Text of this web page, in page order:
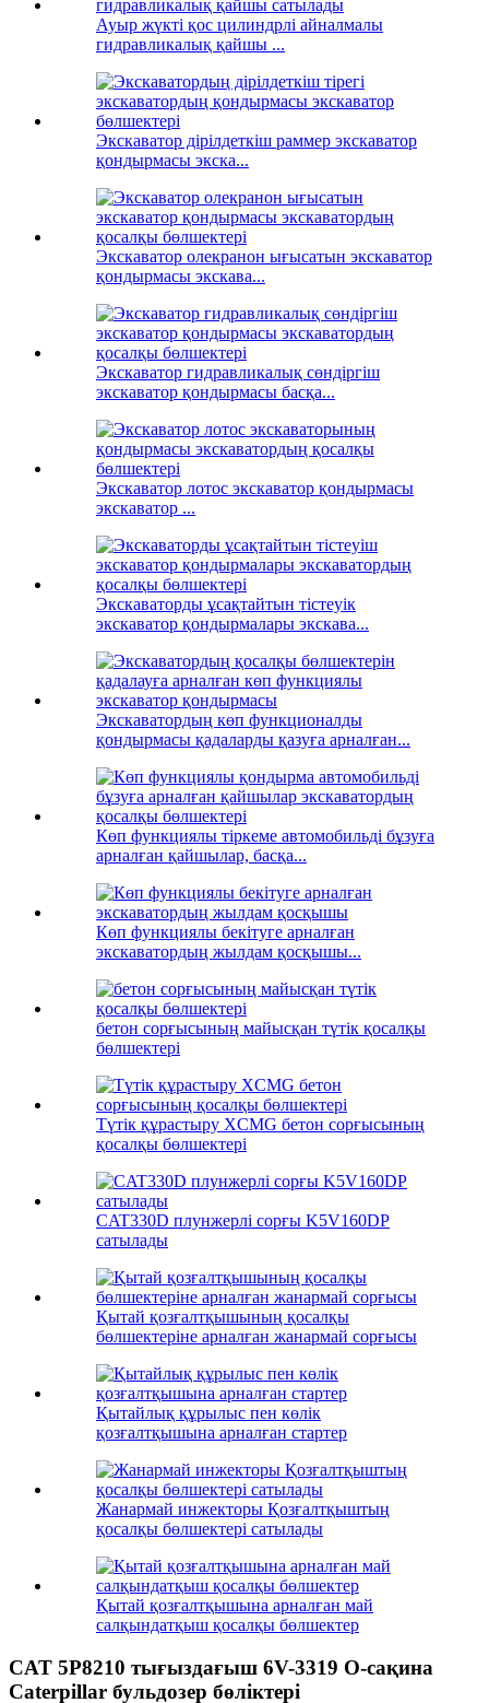
Ауыр жүкті қос цилиндрлі айналмалы
гидравликалық қайшы ...
Экскаватор дірілдеткіш раммер экскаватор
қондырмасы экска...
Экскаватор олекранон ығысатын экскаватор
қондырмасы экскава...
Экскаватор гидравликалық сөндіргіш
экскаватор қондырмасы басқа...
Экскаватор лотос экскаватор қондырмасы
экскаватор ...
Экскаваторды ұсақтайтын тістеуік
экскаватор қондырмалары экскава...
Экскаватордың көп функционалды
қондырмасы қадаларды қазуға арналған...
Көп функциялы тіркеме автомобильді бұзуға
арналған қайшылар, басқа...
Көп функциялы бекітуге арналған
экскаватордың жылдам қосқышы...
бетон сорғысының майысқан түтік қосалқы
бөлшектері
Түтік құрастыру XCMG бетон сорғысының
қосалқы бөлшектері
CAT330D плунжерлі сорғы K5V160DP
сатылады
Қытай қозғалтқышының қосалқы
бөлшектеріне арналған жанармай сорғысы
Қытайлық құрылыс пен көлік
қозғалтқышына арналған стартер
Жанармай инжекторы Қозғалтқыштың
қосалқы бөлшектері сатылады
Қытай қозғалтқышына арналған май
салқындатқыш қосалқы бөлшектер
CAT 5P8210 тығыздағыш 6V-3319 O-сақина
Caterpillar бульдозер бөліктері